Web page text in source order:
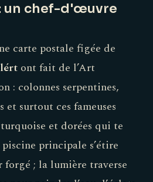
un chef-d'œuvre
carte postale figée de
ont fait de l’Art
: colonnes serpentines,
surtout ces fameuses
et dorées qui te
principale s’étire
forgé ; la lumière traverse